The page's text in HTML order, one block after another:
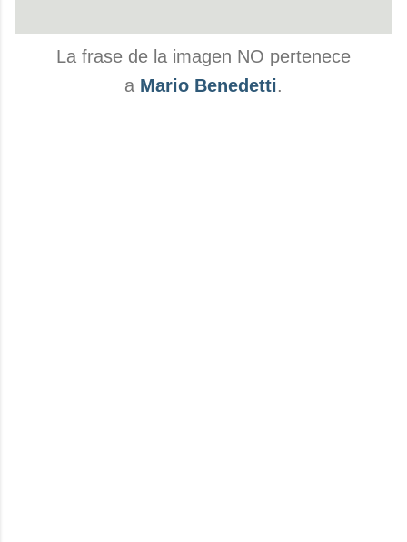
La frase de la imagen NO pertenece
a Mario Benedetti.